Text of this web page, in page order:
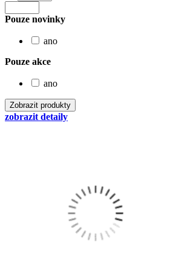
Pouze novinky
ano
Pouze akce
ano
zobrazit detaily